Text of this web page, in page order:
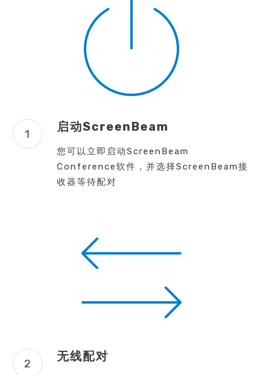
启动ScreenBeam
您可以立即启动ScreenBeam
Conference软件，并选择ScreenBeam接
收器等待配对
无线配对